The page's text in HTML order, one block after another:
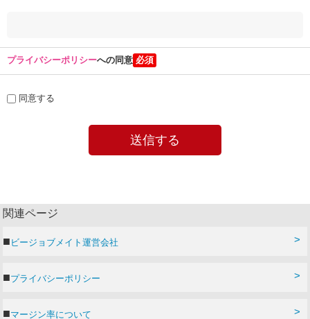
プライバシーポリシーへの同意
同意する
関連ページ
ビージョブメイト運営会社
プライバシーポリシー
マージン率について